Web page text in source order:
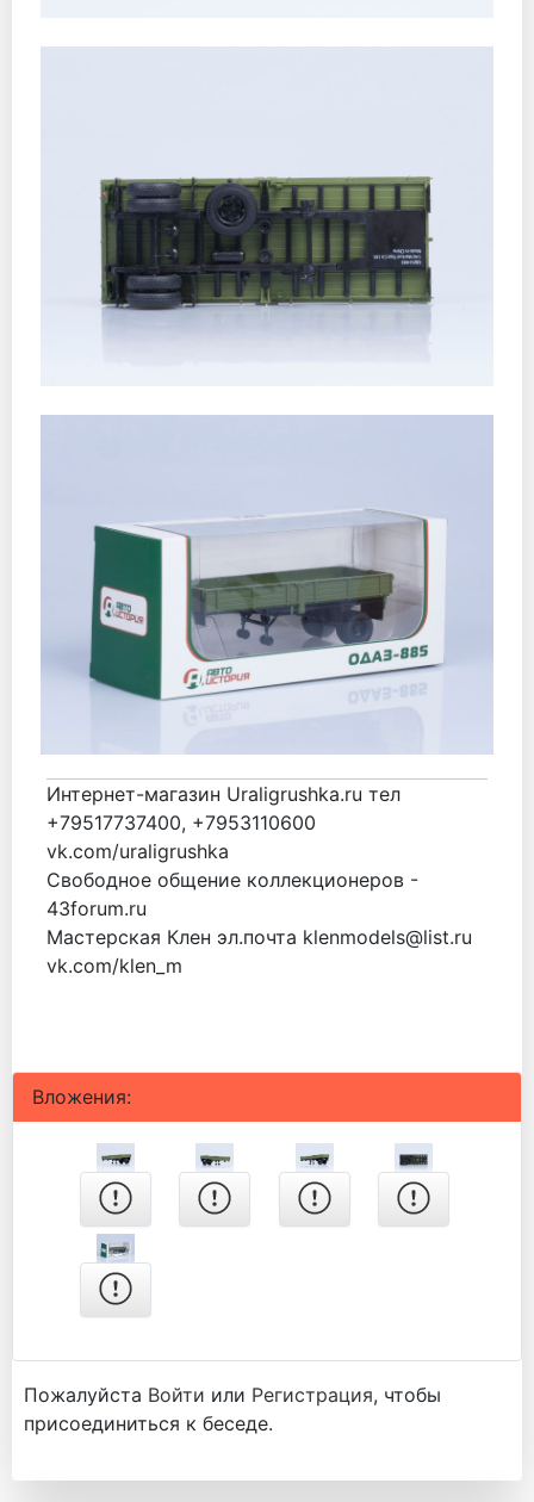
Интернет-магазин Uraligrushka.ru тел
+79517737400, +7953110600
vk.com/uraligrushka
Свободное общение коллекционеров -
43forum.ru
Мастерская Клен эл.почта klenmodels@list.ru
vk.com/klen_m
Вложения:
Пожалуйста Войти или Регистрация, чтобы
присоединиться к беседе.